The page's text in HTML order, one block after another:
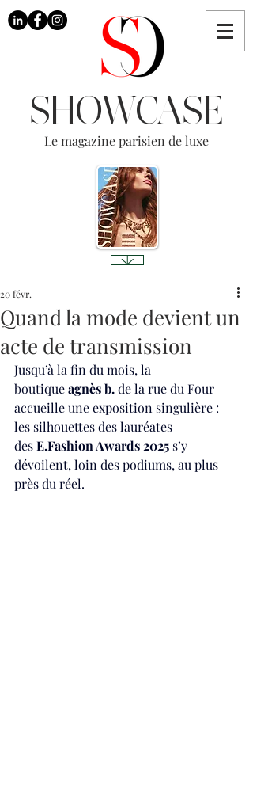
SHOWCASE
Le magazine parisien de luxe
Quand la mode devient un
acte de transmission
20 févr.
Jusqu’à la fin du mois, la
boutique agnès b. de la rue du Four
accueille une exposition singulière :
les silhouettes des lauréates
des E.Fashion Awards 2025 s’y
dévoilent, loin des podiums, au plus
près du réel.